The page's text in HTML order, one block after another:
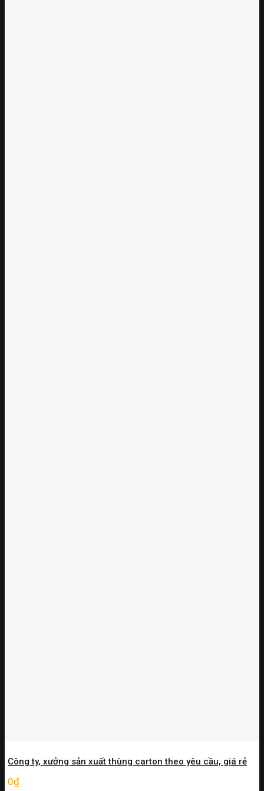
Công ty, xưởng sản xuất thùng carton theo yêu cầu, giá rẻ
0₫